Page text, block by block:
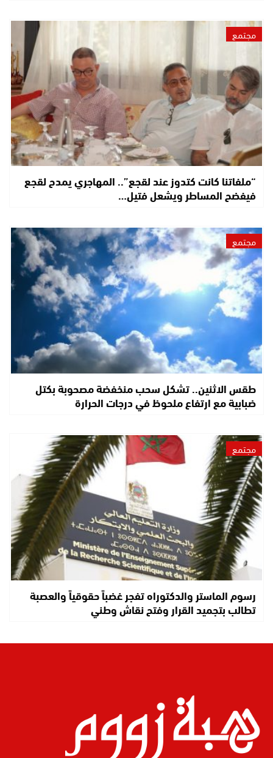
مجتمع
“ملفاتنا كانت كتدوز عند لقجع”.. المهاجري يمدح لقجع
فيفضح المساطر ويشعل فتيل…
مجتمع
طقس الاثنين.. تشكل سحب منخفضة مصحوبة بكتل
ضبابية مع ارتفاع ملحوظ في درجات الحرارة
مجتمع
رسوم الماستر والدكتوراه تفجر غضباً حقوقياً والعصبة
تطالب بتجميد القرار وفتح نقاش وطني